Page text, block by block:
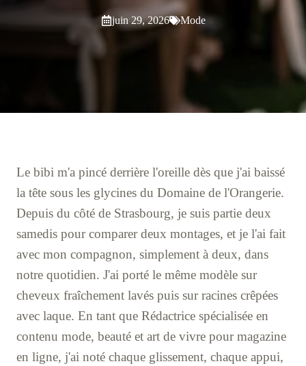
juin 29, 2026 Mode
Le bibi m'a pincé derrière l'oreille dès que j'ai baissé
la tête sous les glycines du Domaine de l'Orangerie.
Depuis du côté de Strasbourg, je suis partie deux
samedis pour comparer deux montages, et je l'ai fait
avec mon compagnon, simplement à deux, dans
notre quotidien. J'ai porté le même modèle sur
cheveux fraîchement lavés puis sur racines crêpées
avec laque. En tant que Rédactrice spécialisée en
contenu mode, beauté et art de vivre pour magazine
en ligne, j'ai noté chaque glissement, chaque appui,